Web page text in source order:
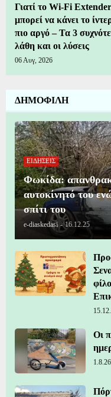
Γιατί το Wi-Fi Extender
μπορεί να κάνει το
πιο αργό – Τα 3
λάθη και οι λύσεις
06 Αυγ, 2026
ΔΗΜΟΦΙΛΗ
ΕΙΔΗΣΕΙΣ
Φωκίδα:
αυτοκίνητό του
σπίτι του
e-diaskedasi - 16.12.25
Οι
1.8.26